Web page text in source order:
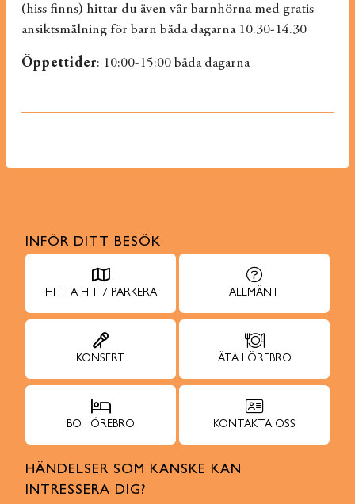
(hiss finns) hittar du även vår barnhörna med gratis
ansiktsmålning för barn båda dagarna 10.30-14.30
Öppettider: 10:00-15:00 båda dagarna
INFÖR DITT BESÖK
HITTA HIT / PARKERA ALLMÄNT
KONSERT ÄTA I ÖREBRO
BO I ÖREBRO KONTAKTA OSS
HÄNDELSER SOM KANSKE KAN
INTRESSERA DIG?